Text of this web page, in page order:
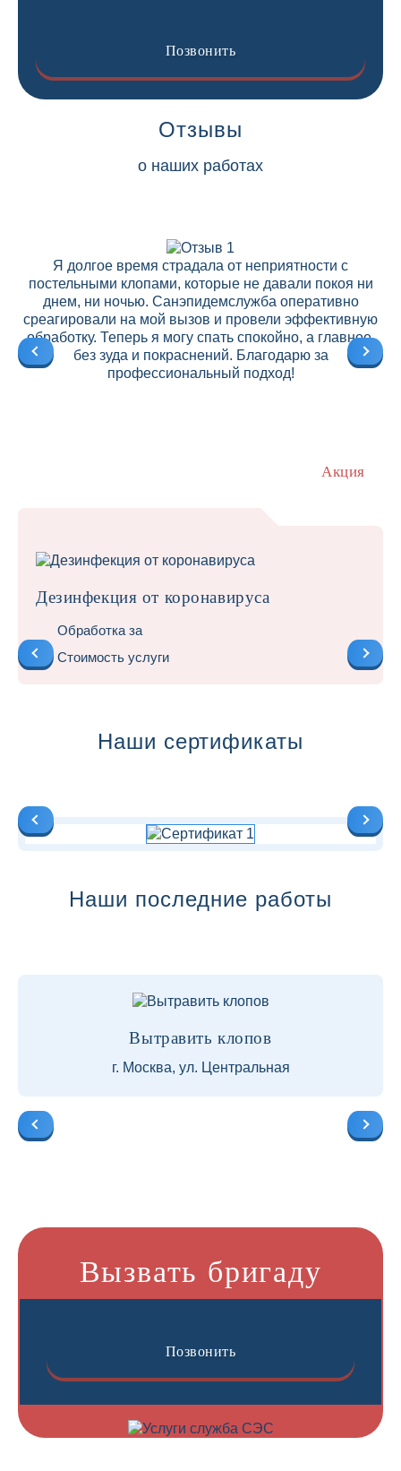
Отзывы
о наших работах
Я долгое время страдала от неприятности с
постельными клопами, которые не давали покоя ни
днем, ни ночью. Санэпидемслужба оперативно
среагировали на мой вызов и провели эффективную
обработку. Теперь я могу спать спокойно, а главное,
без зуда и покраснений. Благодарю за
профессиональный подход!
Акция
Дезинфекция от коронавируса
Обработка за
Стоимость услуги
Наши сертификаты
Позвонить
Наши последние работы
Вытравить клопов
г. Москва, ул. Центральная
Вызвать бригаду
Позвонить